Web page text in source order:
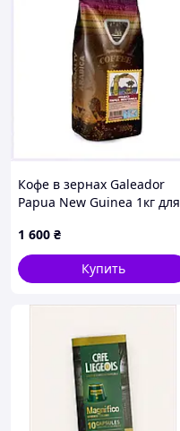
Кофе в зернах Galeador
Papua New Guinea 1кг для
1 600 ₴
Купить